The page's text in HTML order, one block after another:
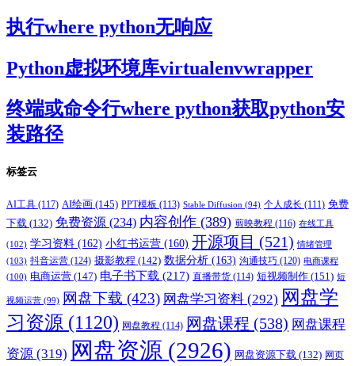
执行where python无响应
Python虚拟环境库virtualenvwrapper
终端或命令行where python获取python安
装路径
标签云
AI工具 (117) AI绘画 (145) PPT模板 (113) Stable Diffusion (94) 个人成长 (111) 免费
下载 (132) 免费资源 (234) 内容创作 (389) 剪映教程 (116) 在线工具
(102) 学习资料 (162) 小红书运营 (160) 开源项目 (521) 情绪管理
(103) 抖音运营 (124) 摄影教程 (142) 数据分析 (163) 沟通技巧 (120) 电商课程
(100) 电商运营 (147) 电子书下载 (217) 直播带货 (114) 短视频制作 (151) 短
视频运营 (99) 网盘下载 (423) 网盘学习资料 (292) 网盘学
习资源 (1120) 网盘教程 (114) 网盘课程 (538) 网盘课程
资源 (319) 网盘资源 (2926) 网盘资源下载 (132) 网页